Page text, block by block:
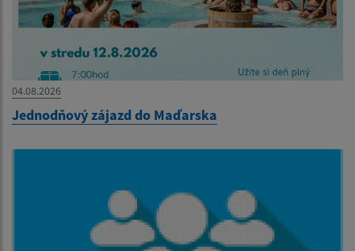
04.08.2026
Jednodňový zájazd do Maďarska